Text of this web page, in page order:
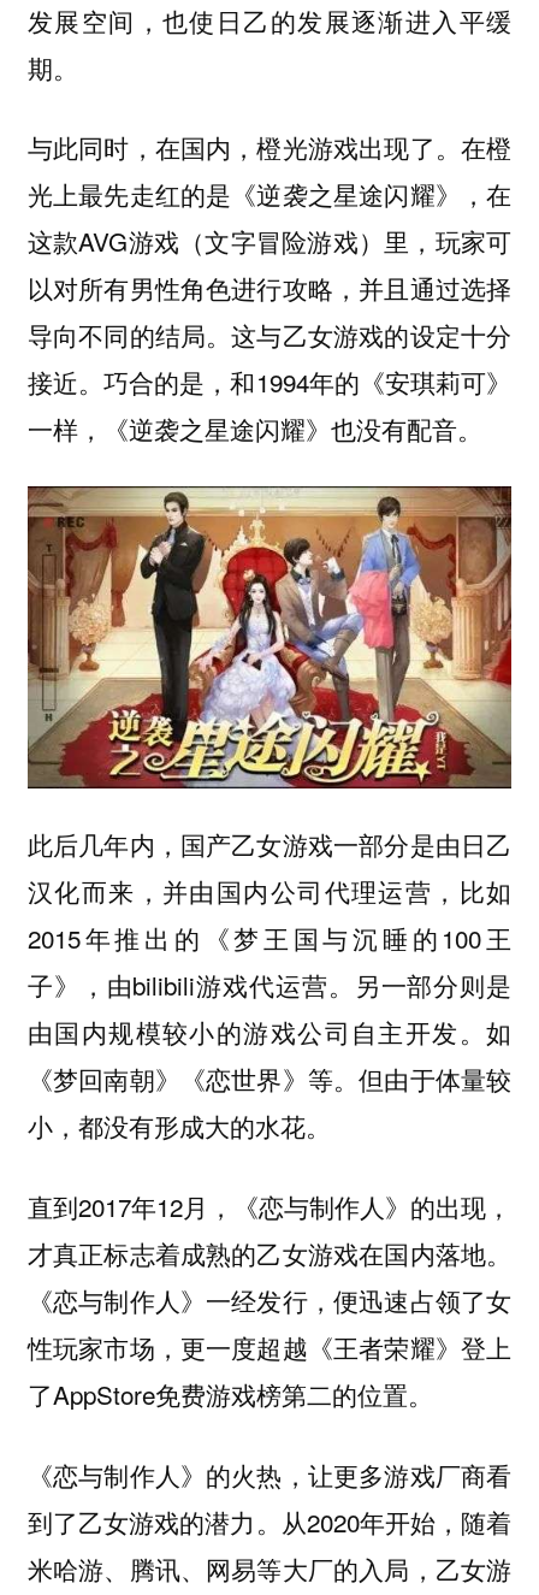
发展空间，也使日乙的发展逐渐进入平缓
期。
与此同时，在国内，橙光游戏出现了。在橙
光上最先走红的是《逆袭之星途闪耀》，在
这款AVG游戏（文字冒险游戏）里，玩家可
以对所有男性角色进行攻略，并且通过选择
导向不同的结局。这与乙女游戏的设定十分
接近。巧合的是，和1994年的《安琪莉可》
一样，《逆袭之星途闪耀》也没有配音。
此后几年内，国产乙女游戏一部分是由日乙
汉化而来，并由国内公司代理运营，比如
2015年推出的《梦王国与沉睡的100王
子》，由bilibili游戏代运营。另一部分则是
由国内规模较小的游戏公司自主开发。如
《梦回南朝》《恋世界》等。但由于体量较
小，都没有形成大的水花。
直到2017年12月，《恋与制作人》的出现，
才真正标志着成熟的乙女游戏在国内落地。
《恋与制作人》一经发行，便迅速占领了女
性玩家市场，更一度超越《王者荣耀》登上
了AppStore免费游戏榜第二的位置。
《恋与制作人》的火热，让更多游戏厂商看
到了乙女游戏的潜力。从2020年开始，随着
米哈游、腾讯、网易等大厂的入局，乙女游